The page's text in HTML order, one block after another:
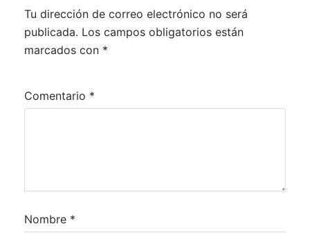
Tu dirección de correo electrónico no será
publicada. Los campos obligatorios están
marcados con *
Comentario *
Nombre *